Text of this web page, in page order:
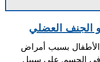
بسبب أمراض
في الجسم. على سبيل